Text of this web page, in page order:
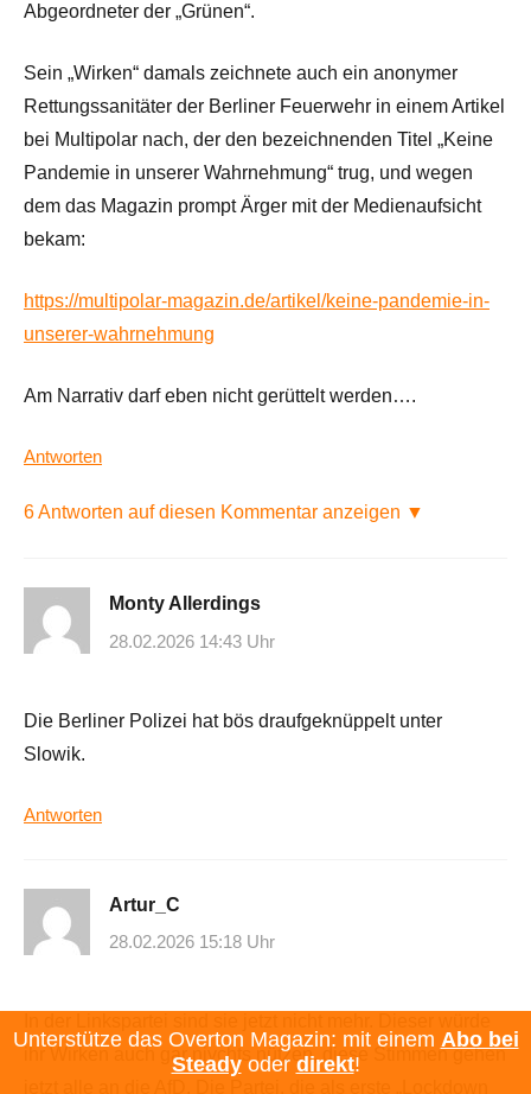
Abgeordneter der „Grünen“.
Sein „Wirken“ damals zeichnete auch ein anonymer
Rettungssanitäter der Berliner Feuerwehr in einem Artikel
bei Multipolar nach, der den bezeichnenden Titel „Keine
Pandemie in unserer Wahrnehmung“ trug, und wegen
dem das Magazin prompt Ärger mit der Medienaufsicht
bekam:
https://multipolar-magazin.de/artikel/keine-pandemie-in-
unserer-wahrnehmung
Am Narrativ darf eben nicht gerüttelt werden….
Antworten
6 Antworten auf diesen Kommentar anzeigen ▼
Monty Allerdings
28.02.2026 14:43 Uhr
Die Berliner Polizei hat bös draufgeknüppelt unter
Slowik.
Antworten
Artur_C
28.02.2026 15:18 Uhr
ihr Wirken auch gar nivchts nützen, diese Stimmen gehen
Unterstütze das Overton Magazin: mit einem Abo bei
Steadyoder direkt!